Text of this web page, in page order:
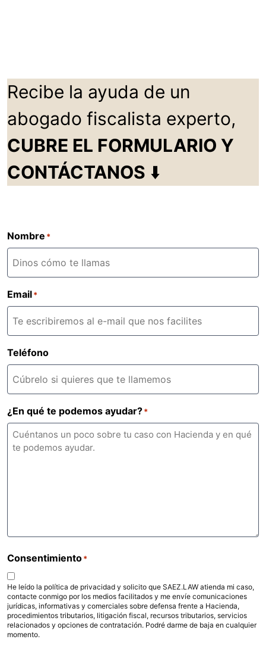
Recibe la ayuda de un
abogado fiscalista experto,
CUBRE EL FORMULARIO Y
CONTÁCTANOS ⬇️
Nombre *
Email*
Teléfono
¿En qué te podemos ayudar?*
Consentimiento*
He leído la política de privacidad y solicito que SAEZ.LAW atienda mi caso,
contacte conmigo por los medios facilitados y me envíe comunicaciones
jurídicas, informativas y comerciales sobre defensa frente a Hacienda,
procedimientos tributarios, litigación fiscal, recursos tributarios, servicios
relacionados y opciones de contratación. Podré darme de baja en cualquier
momento.